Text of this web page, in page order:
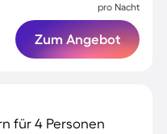
pro Nacht
Zum Angebot
für 4 Personen